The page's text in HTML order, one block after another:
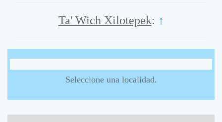
Ta' Wich Xilotepek: ↑
Seleccione una localidad.